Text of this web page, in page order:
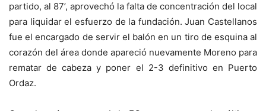
partido, al 87’, aprovechó la falta de concentración del local
para liquidar el esfuerzo de la fundación. Juan Castellanos
fue el encargado de servir el balón en un tiro de esquina al
corazón del área donde apareció nuevamente Moreno para
rematar de cabeza y poner el 2-3 definitivo en Puerto
Ordaz.